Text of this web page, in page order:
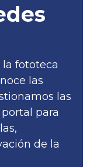
fototeca
las
las
para
de la